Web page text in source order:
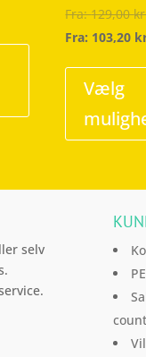
varianter.
varesiden
Fra:129,00
Fra: 103,20
Vælg
selv